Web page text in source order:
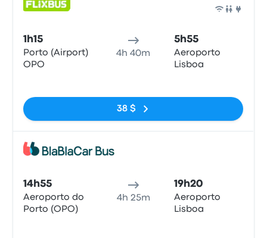
1h15
Porto (Airport)
OPO
4h 40m
5h55
Aeroporto
Lisboa
38 $
14h55
Aeroporto do
Porto (OPO)
4h 25m
19h20
Aeroporto
Lisboa